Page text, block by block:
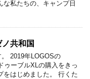
私たちの、キャンプ日
ノ共和国
2019年LOGOSの
ゥーブルXLの購入をきっ
をはじめました。 行くた